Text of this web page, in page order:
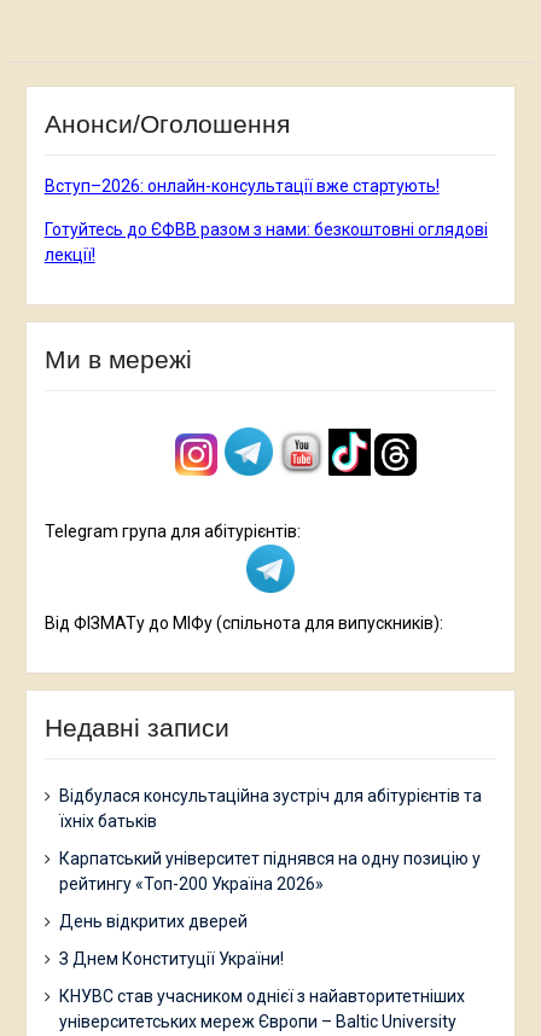
Анонси/Оголошення
Вступ–2026: онлайн-консультації вже стартують!
Готуйтесь до ЄФВВ разом з нами: безкоштовні оглядові
лекції!
Ми в мережі
Telegram група для абітурієнтів:
Від ФІЗМАТу до МІФу (спільнота для випускників):
Недавні записи
Відбулася консультаційна зустріч для абітурієнтів та
їхніх батьків
Карпатський університет піднявся на одну позицію у
рейтингу «Топ-200 Україна 2026»
День відкритих дверей
З Днем Конституції України!
КНУВС став учасником однієї з найавторитетніших
університетських мереж Європи – Baltic University